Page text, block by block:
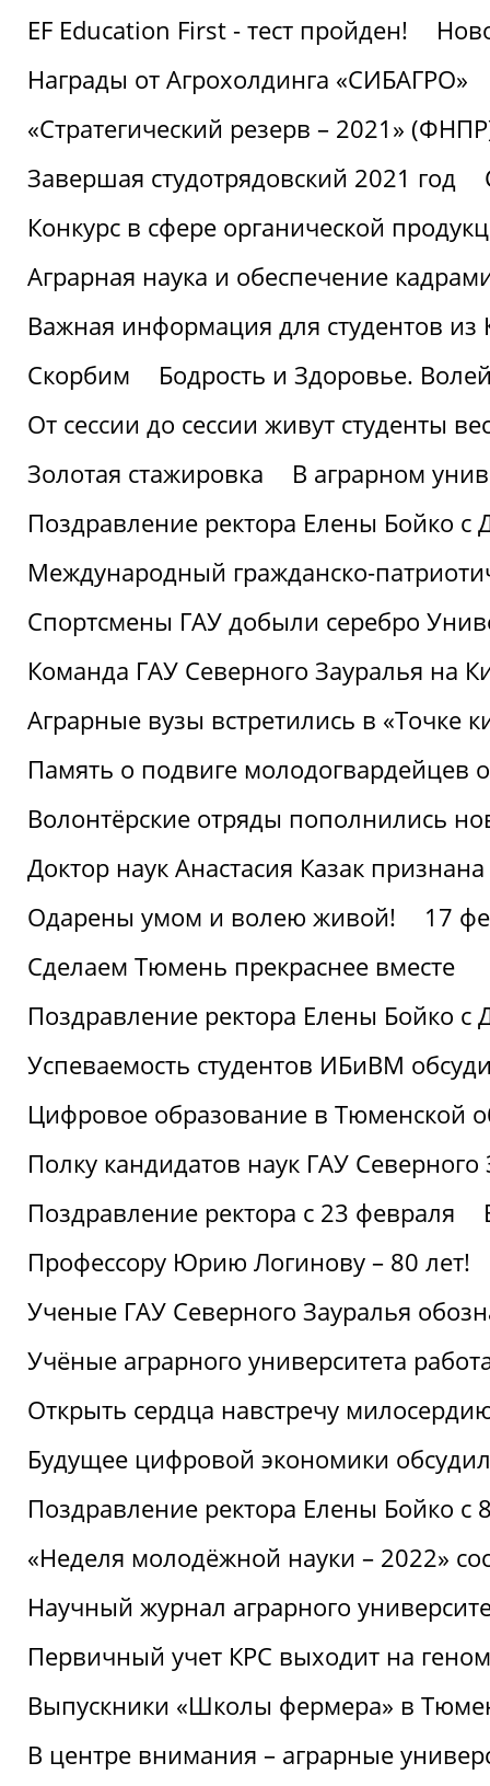
EF Education First - тест пройден!
Награды от Агрохолдинга «СИБАГРО»
«Стратегический резерв – 2021»
Завершая студотрядовский 2021 год
Конкурс в сфере органической
Аграрная наука и обеспечение
Важная информация для студентов из
Скорбим
Бодрость и Здоровье.
От сессии до сессии живут студенты
Золотая стажировка
В аграрном
Поздравление ректора Елены Бойко с
Международный гражданско-
Спортсмены ГАУ добыли серебро
Команда ГАУ Северного Зауралья на
Аграрные вузы встретились в «Точке
Память о подвиге молодогвардейцев
Волонтёрские отряды пополнились
Доктор наук Анастасия Казак
Одарены умом и волею живой!
17
Сделаем Тюмень прекраснее вместе
Поздравление ректора Елены Бойко с
Успеваемость студентов ИБиВМ
Цифровое образование в Тюменской
Полку кандидатов наук ГАУ
Поздравление ректора с 23 февраля
Профессору Юрию Логинову – 80 лет!
Ученые ГАУ Северного Зауралья
Учёные аграрного университета
Открыть сердца навстречу
Будущее цифровой экономики
Поздравление ректора Елены Бойко с
«Неделя молодёжной науки – 2022»
Научный журнал аграрного
Первичный учет КРС выходит на
Выпускники «Школы фермера» в
В центре внимания – аграрные